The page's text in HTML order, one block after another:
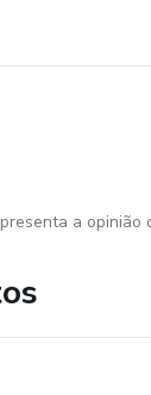
a opinião